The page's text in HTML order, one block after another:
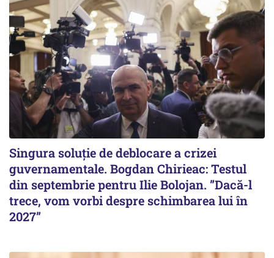
Singura soluție de deblocare a crizei
guvernamentale. Bogdan Chirieac: Testul
din septembrie pentru Ilie Bolojan. ”Dacă-l
trece, vom vorbi despre schimbarea lui în
2027”